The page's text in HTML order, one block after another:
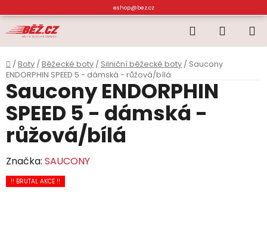
na
obsah
eshop@bez.cz
Hledat
KOŠÍK
Domů
/ Boty / Běžecké boty / Silniční běžecké boty / Saucony
ENDORPHIN SPEED 5 - dámská - růžová/bílá
Saucony ENDORPHIN
SPEED 5 - dámská -
růžová/bílá
Značka: SAUCONY
!! BRUTAL AKCE !!